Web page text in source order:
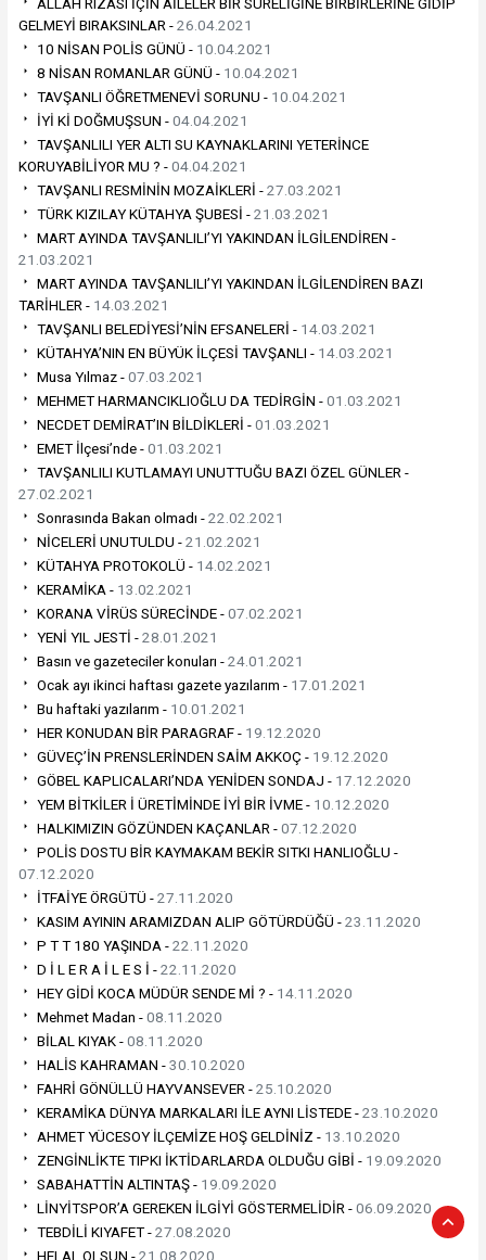
ALLAH RIZASI İÇİN AİLELER BİR SÜRELİĞİNE BİRBİRLERİNE GİDİP
GELMEYİ BIRAKSINLAR -26.04.2021
10 NİSAN POLİS GÜNÜ - 10.04.2021
8 NİSAN ROMANLAR GÜNÜ - 10.04.2021
TAVŞANLI ÖĞRETMENEVİ SORUNU - 10.04.2021
İYİ Kİ DOĞMUŞSUN -04.04.2021
TAVŞANLILI YER ALTI SU KAYNAKLARINI YETERİNCE
KORUYABİLİYOR MU ? -04.04.2021
TAVŞANLI RESMİNİN MOZAİKLERİ -27.03.2021
TÜRK KIZILAY KÜTAHYA ŞUBESİ -21.03.2021
MART AYINDA TAVŞANLILI’YI YAKINDAN İLGİLENDİREN -
21.03.2021
MART AYINDA TAVŞANLILI’YI YAKINDAN İLGİLENDİREN BAZI
TARİHLER - 14.03.2021
TAVŞANLI BELEDİYESİ’NİN EFSANELERİ - 14.03.2021
KÜTAHYA’NIN EN BÜYÜK İLÇESİ TAVŞANLI - 14.03.2021
Musa Yılmaz -07.03.2021
MEHMET HARMANCIKLIOĞLU DA TEDİRGİN -01.03.2021
NECDET DEMİRAT’IN BİLDİKLERİ -01.03.2021
EMET İlçesi’nde -01.03.2021
TAVŞANLILI KUTLAMAYI UNUTTUĞU BAZI ÖZEL GÜNLER -
27.02.2021
Sonrasında Bakan olmadı -22.02.2021
NİCELERİ UNUTULDU -21.02.2021
KÜTAHYA PROTOKOLÜ - 14.02.2021
KERAMİKA - 13.02.2021
KORANA VİRÜS SÜRECİNDE -07.02.2021
YENİ YIL JESTİ -28.01.2021
Basın ve gazeteciler konuları -24.01.2021
Ocak ayı ikinci haftası gazete yazılarım - 17.01.2021
Bu haftaki yazılarım - 10.01.2021
HER KONUDAN BİR PARAGRAF - 19.12.2020
GÜVEÇ’İN PRENSLERİNDEN SAİM AKKOÇ - 19.12.2020
GÖBEL KAPLICALARI’NDA YENİDEN SONDAJ - 17.12.2020
YEM BİTKİLER İ ÜRETİMİNDE İYİ BİR İVME - 10.12.2020
HALKIMIZIN GÖZÜNDEN KAÇANLAR -07.12.2020
POLİS DOSTU BİR KAYMAKAM BEKİR SITKI HANLIOĞLU -
07.12.2020
İTFAİYE ÖRGÜTÜ -27.11.2020
KASIM AYININ ARAMIZDAN ALIP GÖTÜRDÜĞÜ -23.11.2020
P T T 180 YAŞINDA -22.11.2020
D İ L E R A İ L E S İ -22.11.2020
HEY GİDİ KOCA MÜDÜR SENDE Mİ ? - 14.11.2020
Mehmet Madan -08.11.2020
BİLAL KIYAK -08.11.2020
HALİS KAHRAMAN -30.10.2020
FAHRİ GÖNÜLLÜ HAYVANSEVER -25.10.2020
KERAMİKA DÜNYA MARKALARI İLE AYNI LİSTEDE -23.10.2020
AHMET YÜCESOY İLÇEMİZE HOŞ GELDİNİZ - 13.10.2020
ZENGİNLİKTE TIPKI İKTİDARLARDA OLDUĞU GİBİ - 19.09.2020
SABAHATTİN ALTINTAŞ - 19.09.2020
LİNYİTSPOR’A GEREKEN İLGİYİ GÖSTERMELİDİR -06.09.2020
TEBDİLİ KIYAFET -27.08.2020
HELAL OLSUN -21.08.2020